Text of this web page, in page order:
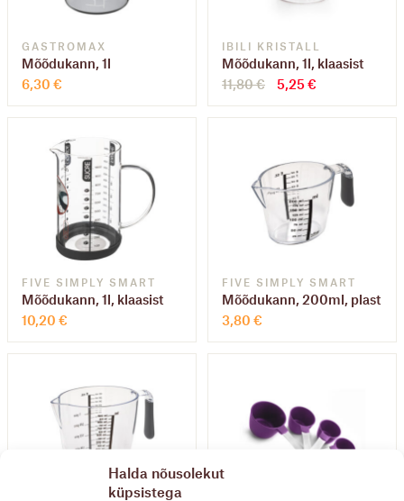
Halda nõusolekut
küpsistega
GASTROMAX
Mõõdukann, 1l
6,30 €
IBILI KRISTALL
Mõõdukann, 1l, klaasist
11,80€
Algne
oli:
5,25€
on:
FIVE SIMPLY SMART
Mõõdukann, 1l, klaasist
10,20 €
FIVE SIMPLY SMART
Mõõdukann, 200ml, plast
3,80 €